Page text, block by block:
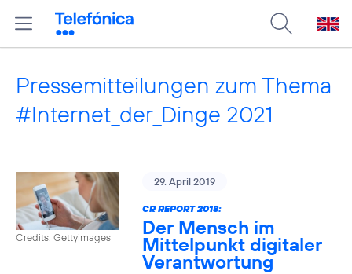
Pressemitteilungen zum Thema
#Internet_der_Dinge 2021
Credits: Gettyimages
29. April 2019
CR REPORT 2018:
Der Mensch im
Mittelpunkt digitaler
Verantwortung